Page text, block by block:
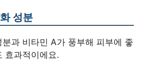
성분
분과 비타민 A가 풍부해 피부에 좋
효과적이에요.